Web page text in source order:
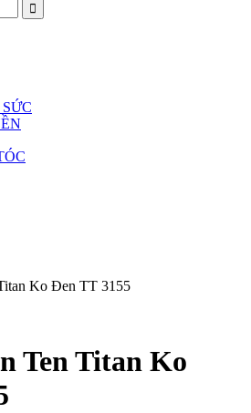
Ko Đen TT 3155
Ten Titan Ko